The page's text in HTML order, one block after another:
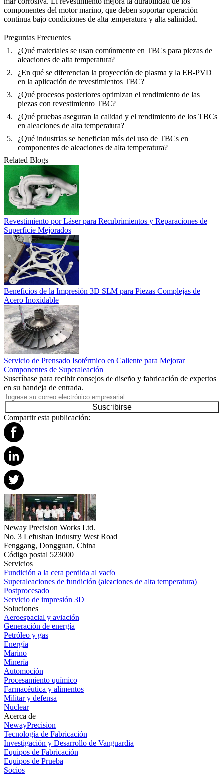
componentes del motor marino, que deben soportar operación
continua bajo condiciones de alta temperatura y alta salinidad.
Preguntas Frecuentes
¿Qué materiales se usan comúnmente en TBCs para piezas de
aleaciones de alta temperatura?
¿En qué se diferencian la proyección de plasma y la EB-PVD
en la aplicación de revestimientos TBC?
¿Qué procesos posteriores optimizan el rendimiento de las
piezas con revestimiento TBC?
¿Qué pruebas aseguran la calidad y el rendimiento de los TBCs
en aleaciones de alta temperatura?
¿Qué industrias se benefician más del uso de TBCs en
componentes de aleaciones de alta temperatura?
Related Blogs
Revestimiento por Láser para Recubrimientos y Reparaciones de
Superficie Mejorados
Beneficios de la Impresión 3D SLM para Piezas Complejas de
Acero Inoxidable
Servicio de Prensado Isotérmico en Caliente para Mejorar
Componentes de Superaleación
Suscríbase para recibir consejos de diseño y fabricación de expertos
en su bandeja de entrada.
Suscribirse
Compartir esta publicación:
Neway Precision Works Ltd.
No. 3 Lefushan Industry West Road
Fenggang, Dongguan, China
Código postal 523000
Servicios
Fundición a la cera perdida al vacío
Superaleaciones de fundición (aleaciones de alta temperatura)
Postprocesado
Servicio de impresión 3D
Soluciones
Aeroespacial y aviación
Generación de energía
Petróleo y gas
Energía
Marino
Minería
Automoción
Procesamiento químico
Farmacéutica y alimentos
Militar y defensa
Nuclear
Acerca de
NewayPrecision
Tecnología de Fabricación
Investigación y Desarrollo de Vanguardia
Equipos de Fabricación
Equipos de Prueba
Socios